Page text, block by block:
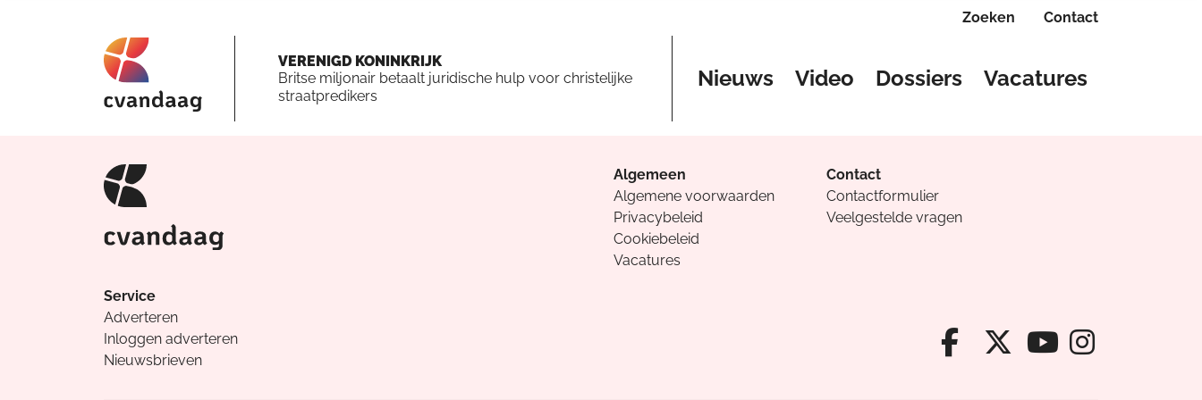
Zoeken Contact
VERENIGD KONINKRIJK
Britse miljonair betaalt juridische hulp voor christelijke
straatpredikers
Nieuws Video Dossiers Vacatures
Algemeen
Algemene voorwaarden
Privacybeleid
Cookiebeleid
Vacatures
Contact
Contactformulier
Veelgestelde vragen
Service
Adverteren
Inloggen adverteren
Nieuwsbrieven
Facebook van
X van